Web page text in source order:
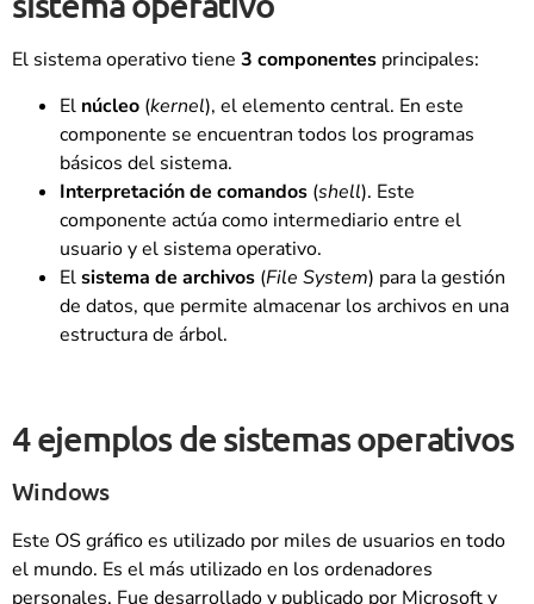
El sistema operativo tiene 3 componentes principales:
El núcleo (kernel), el elemento central. En este
componente se encuentran todos los programas
básicos del sistema.
Interpretación de comandos (shell). Este
componente actúa como intermediario entre el
usuario y el sistema operativo.
Elsistema de archivos (File System) para la gestión
de datos, que permite almacenar los archivos en una
estructura de árbol.
4 ejemplos de sistemas operativos
Windows
Este OS gráfico es utilizado por miles de usuarios en todo
el mundo. Es el más utilizado en los ordenadores
personales. Fue desarrollado y publicado por Microsoft y